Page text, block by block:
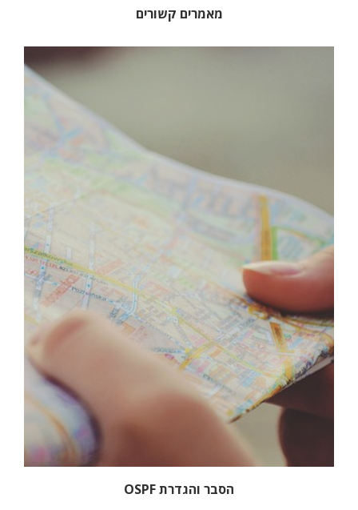
מאמרים קשורים
הסבר והגדרת OSPF